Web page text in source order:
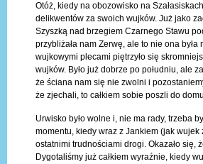
Otóż, kiedy na obozowisko na
delikwentów za swoich wujków. Już jako
Szyszką nad brzegiem Czarnego Stawu
przybliżała nam Zerwę, ale to nie ona
wujkowymi plecami piętrzyło się
wujków. Było już dobrze po południu, ale
że ściana nam się nie zwolni i
że zjechali, to całkiem sobie poszli do
Urwisko było wolne i, nie ma rady, trzeba
momentu, kiedy wraz z Jankiem (jak
ostatnimi trudnościami drogi. Okazało się,
Dygotaliśmy już całkiem wyraźnie, kiedy